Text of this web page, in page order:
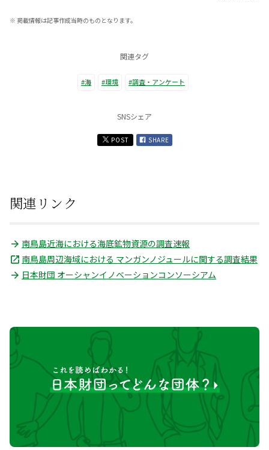
※ 掲載情報は記事作成当時のものとなります。
関連タグ
#海 #環境 #調査・アンケート
SNSシェア
POST SHARE
関連リンク
南鳥島近海における海底鉱物資源の調査速報
南鳥島周辺海域における マンガンノジュールに関する調査結果
日本財団 オーシャンイノベーションコンソーシアム